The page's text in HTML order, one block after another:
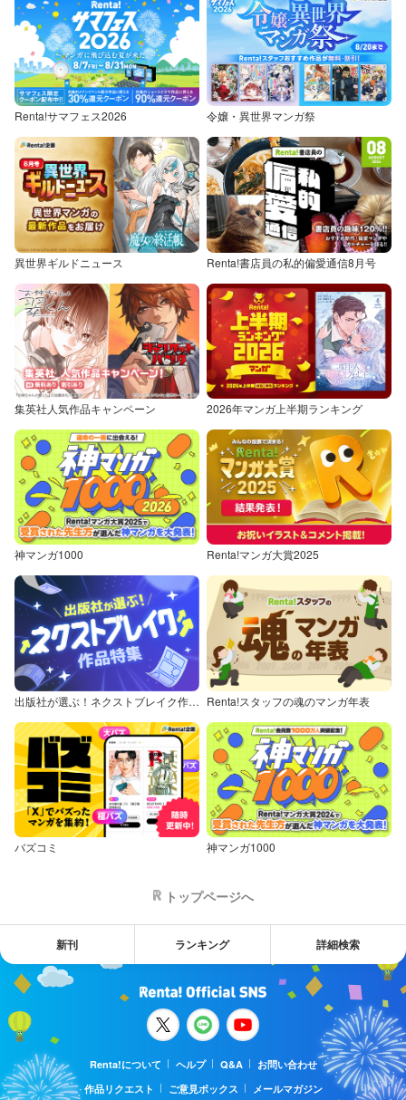
Renta!サマフェス2026 令嬢・異世界マンガ祭
異世界ギルドニュース Renta!書店員の私的偏愛通信8月号
集英社人気作品キャンペーン 2026年マンガ上半期ランキング
神マンガ1000 Renta!マンガ大賞2025
出版社が選ぶ！ネクストブレイク作品特集 Renta!スタッフの魂のマンガ年表
バズコミ 神マンガ1000
トップページへ
新刊 ランキング 詳細検索
Renta!について ヘルプ Q&A
お問い合わせ
作品リクエスト
ご意見ボックス メールマガジン